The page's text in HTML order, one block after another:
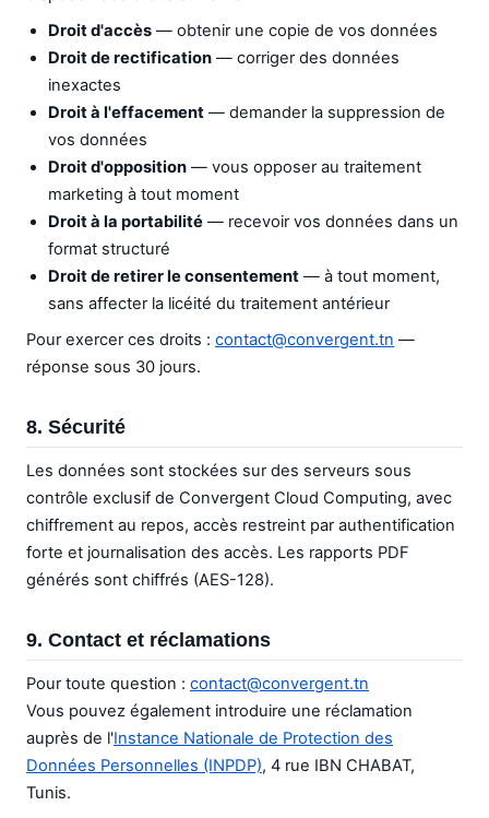
Droit d'accès — obtenir une copie de vos données
Droit de rectification — corriger des données
inexactes
Droit à l'effacement — demander la suppression de
vos données
Droit d'opposition — vous opposer au traitement
marketing à tout moment
Droit à la portabilité — recevoir vos données dans un
format structuré
Droit de retirer le consentement — à tout moment,
sans affecter la licéité du traitement antérieur
Pour exercer ces droits : contact@convergent.tn —
réponse sous 30 jours.
8. Sécurité
Les données sont stockées sur des serveurs sous
contrôle exclusif de Convergent Cloud Computing, avec
chiffrement au repos, accès restreint par authentification
forte et journalisation des accès. Les rapports PDF
générés sont chiffrés (AES-128).
9. Contact et réclamations
Pour toute question : contact@convergent.tn
Vous pouvez également introduire une réclamation
auprès de l'Instance Nationale de Protection des
Données Personnelles (INPDP), 4 rue IBN CHABAT,
Tunis.